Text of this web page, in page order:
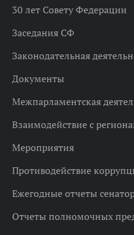
30 лет Совету Федерации
Заседания СФ
Законодательная
Документы
Межпарламентская
Взаимодействие с
Мероприятия
Противодействие
Ежегодные отчеты
Отчеты полномочных